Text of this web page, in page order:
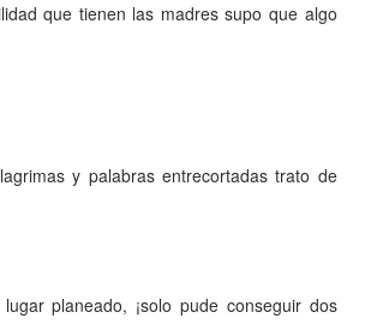
que tienen las madres supo que algo
y palabras entrecortadas trato de
planeado, ¡solo pude conseguir dos